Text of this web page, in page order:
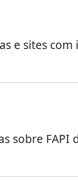
e sites
sobre FAPI